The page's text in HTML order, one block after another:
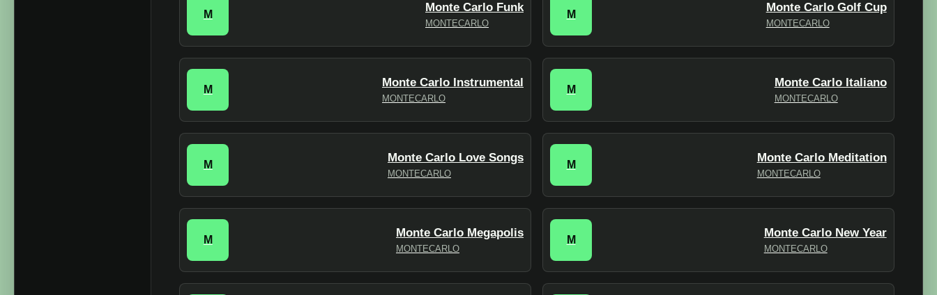
M
Monte Carlo Funk
MONTECARLO
M
Monte Carlo Golf Cup
MONTECARLO
M
Monte Carlo Instrumental
MONTECARLO
M
Monte Carlo Italiano
MONTECARLO
M
Monte Carlo Love Songs
MONTECARLO
M
Monte Carlo Meditation
MONTECARLO
M
Monte Carlo Megapolis
MONTECARLO
M
Monte Carlo New Year
MONTECARLO